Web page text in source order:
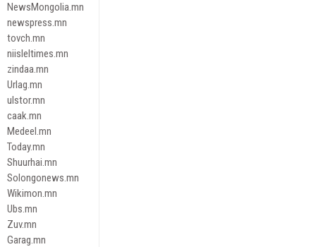
NewsMongolia.mn
newspress.mn
tovch.mn
niisleltimes.mn
zindaa.mn
Urlag.mn
ulstor.mn
caak.mn
Medeel.mn
Today.mn
Shuurhai.mn
Solongonews.mn
Wikimon.mn
Ubs.mn
Zuv.mn
Garag.mn